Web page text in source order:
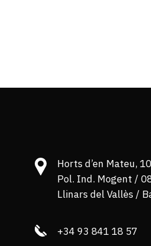
Horts d’en Mateu,
Pol. Ind. Mogent /
Llinars del Vallès /
+34 93 841 18 57